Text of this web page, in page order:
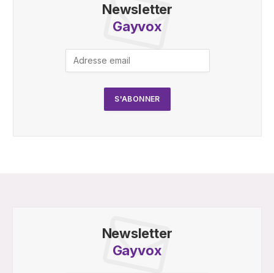
Newsletter
Gayvox
Newsletter
Gayvox